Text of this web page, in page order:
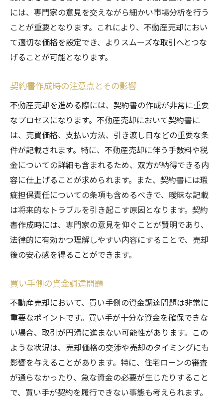
には、専門家の意見を交えながら細かい市場分析を行う
ことが重要となります。これにより、不動産売却におい
て適切な価格を設定でき、よりスムーズな取引へとつな
げることが可能となります。
契約書作成時の注意点とその影響
不動産売却を進める際には、契約書の作成が非常に重要
なプロセスになります。不動産売却において契約書に
は、売買価格、支払い方法、引き渡し日などの重要な条
件が記載されます。特に、不動産売却に伴う手数料や税
金についての詳細も含まれるため、双方が納得できる内
容に仕上げることが求められます。また、契約書には瑕
疵担保責任についての条項も含めるべきで、曖昧な記載
は将来的なトラブルを引き起こす原因となります。契約
書作成時には、専門家の意見を仰ぐことが賢明であり、
法律的に有効かつ理解しやすい内容にすることで、売却
後の安心感を得ることができます。
買い手側の資金調達問題
不動産売却において、買い手側の資金調達問題は非常に
重要なポイントです。買い手が十分な資金を確保できな
い場合、取引が円滑に進まない可能性があります。この
ような状況は、売却価格の交渉や売却のタイミングにも
影響を与えることがあります。特に、住宅ローンの審査
が通らなかったり、急な資金の必要が生じたりすること
で、買い手が契約を履行できない事態も考えられます。